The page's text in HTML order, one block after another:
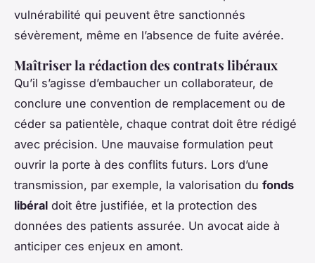
vulnérabilité qui peuvent être sanctionnés
sévèrement, même en l’absence de fuite avérée.
Maîtriser la rédaction des contrats libéraux
Qu’il s’agisse d’embaucher un collaborateur, de
conclure une convention de remplacement ou de
céder sa patientèle, chaque contrat doit être rédigé
avec précision. Une mauvaise formulation peut
ouvrir la porte à des conflits futurs. Lors d’une
transmission, par exemple, la valorisation du fonds
libéral doit être justifiée, et la protection des
données des patients assurée. Un avocat aide à
anticiper ces enjeux en amont.